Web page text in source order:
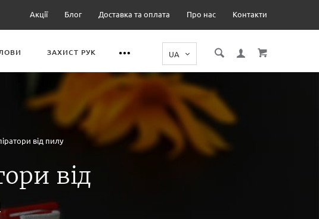
Акції Блог Доставка та оплата Про нас Контакти
ЗАХИСТ РУК
від пилу
від